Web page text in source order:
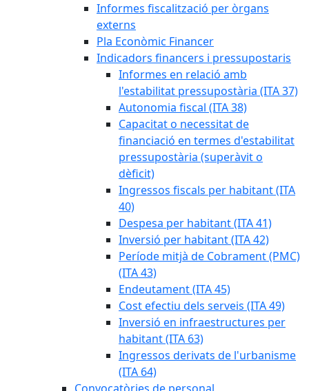
Informes fiscalització per òrgans
externs
Pla Econòmic Financer
Indicadors financers i pressupostaris
Informes en relació amb
l'estabilitat pressupostària (ITA 37)
Autonomia fiscal (ITA 38)
Capacitat o necessitat de
financiació en termes d'estabilitat
pressupostària (superàvit o
dèficit)
Ingressos fiscals per habitant (ITA
40)
Despesa per habitant (ITA 41)
Inversió per habitant (ITA 42)
Període mitjà de Cobrament (PMC)
(ITA 43)
Endeutament (ITA 45)
Cost efectiu dels serveis (ITA 49)
Inversió en infraestructures per
habitant (ITA 63)
Ingressos derivats de l'urbanisme
(ITA 64)